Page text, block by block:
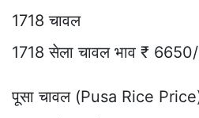
1718 चावल
1718 सेला चावल भाव ₹
पूसा चावल (Pusa Rice